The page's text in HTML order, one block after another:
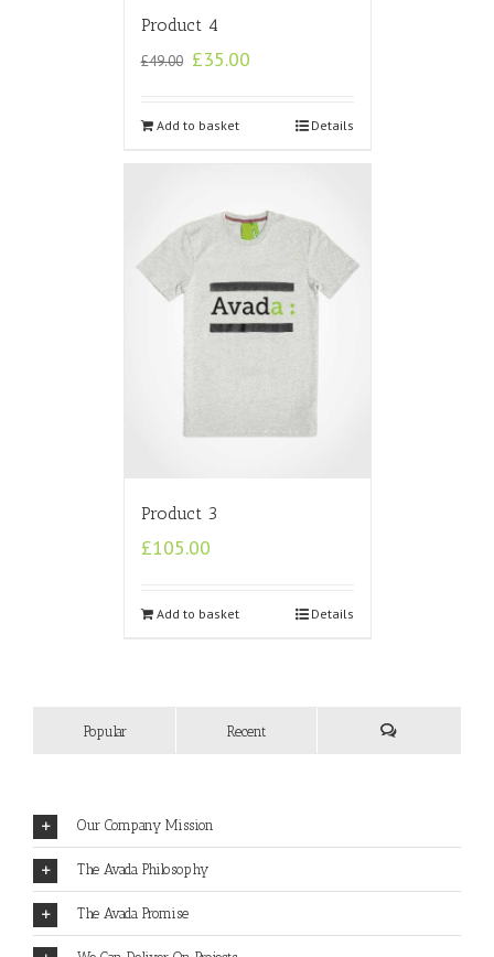
Product 4
£49.00 £35.00
Add to basket Details
Product 3
£105.00
Add to basket Details
Popular Recent
Our Company Mission
The Avada Philosophy
The Avada Promise